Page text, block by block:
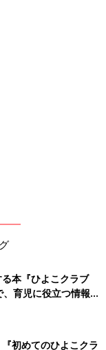
本『ひよこクラブ
育児に役立つ情報が
初めてのひよこクラ